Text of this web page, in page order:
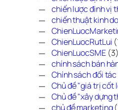
chiến lược đinh vị
chiến thuật kinh
ChienLuocRutLui
ChienLuocSME(3)
chính sách bán
Chính sách đối tác
Chủ đề "giá trị cốt
Chủ đề "xây dựng
chủ đề marketing